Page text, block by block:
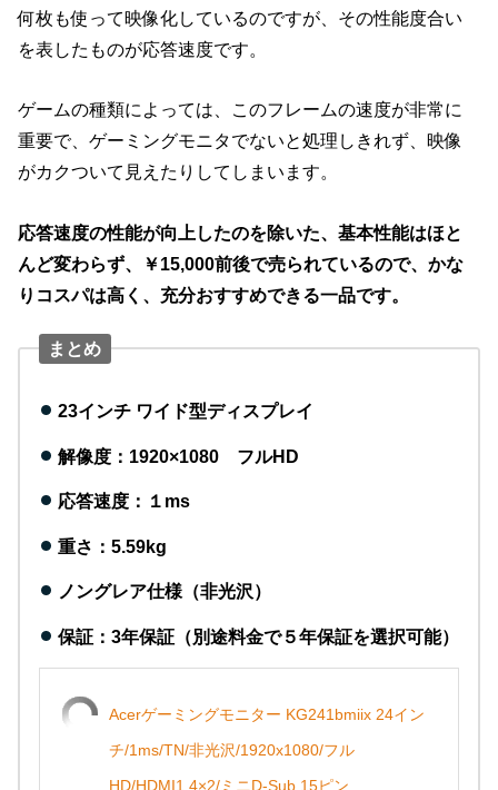
何枚も使って映像化しているのですが、その性能度合い
を表したものが応答速度です。
ゲームの種類によっては、このフレームの速度が非常に
重要で、ゲーミングモニタでないと処理しきれず、映像
がカクついて見えたりしてしまいます。
応答速度の性能が向上したのを除いた、基本性能はほと
んど変わらず、￥15,000前後で売られているので、かな
りコスパは高く、充分おすすめできる一品です。
まとめ
23インチ ワイド型ディスプレイ
解像度：1920×1080 フルHD
応答速度：１ ms
重さ：5.59kg
ノングレア仕様（非光沢）
保証：3年保証（別途料金で５年保証を選択可能）
Acerゲーミングモニター KG241bmiix 24イン
チ/1ms/TN/非光沢/1920x1080/フル
HD/HDMI1.4×2/ミニD-Sub 15ピン